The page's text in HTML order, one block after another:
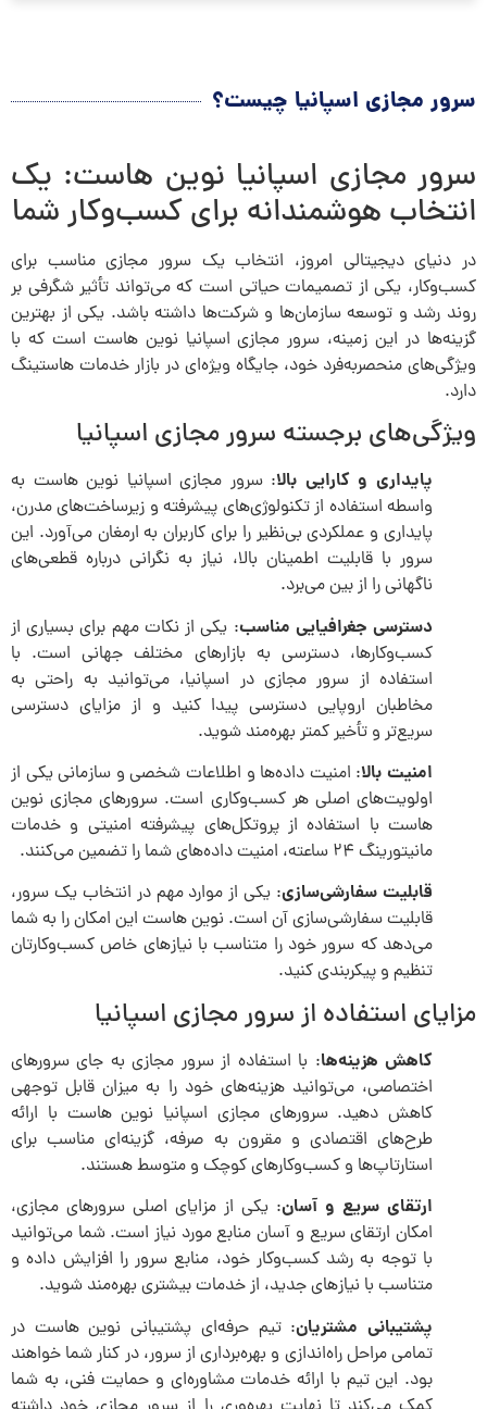
سرور مجازی اسپانیا چیست؟
سرور مجازی اسپانیا نوین هاست: یک
انتخاب هوشمندانه برای کسب‌وکار شما
در دنیای دیجیتالی امروز، انتخاب یک سرور مجازی مناسب برای
کسب‌وکار، یکی از تصمیمات حیاتی است که می‌تواند تأثیر شگرفی بر
روند رشد و توسعه سازمان‌ها و شرکت‌ها داشته باشد. یکی از بهترین
گزینه‌ها در این زمینه، سرور مجازی اسپانیا نوین هاست است که با
ویژگی‌های منحصربه‌فرد خود، جایگاه ویژه‌ای در بازار خدمات هاستینگ
دارد.
ویژگی‌های برجسته سرور مجازی اسپانیا
پایداری و کارایی بالا: سرور مجازی اسپانیا نوین هاست به
واسطه استفاده از تکنولوژی‌های پیشرفته و زیرساخت‌های مدرن،
پایداری و عملکردی بی‌نظیر را برای کاربران به ارمغان می‌آورد. این
سرور با قابلیت اطمینان بالا، نیاز به نگرانی درباره قطعی‌های
ناگهانی را از بین می‌برد.
دسترسی جغرافیایی مناسب: یکی از نکات مهم برای بسیاری از
کسب‌وکارها، دسترسی به بازارهای مختلف جهانی است. با
استفاده از سرور مجازی در اسپانیا، می‌توانید به راحتی به
مخاطبان اروپایی دسترسی پیدا کنید و از مزایای دسترسی
سریع‌تر و تأخیر کمتر بهره‌مند شوید.
امنیت بالا: امنیت داده‌ها و اطلاعات شخصی و سازمانی یکی از
اولویت‌های اصلی هر کسب‌وکاری است. سرورهای مجازی نوین
هاست با استفاده از پروتکل‌های پیشرفته امنیتی و خدمات
مانیتورینگ ۲۴ ساعته، امنیت داده‌های شما را تضمین می‌کنند.
قابلیت سفارشی‌سازی: یکی از موارد مهم در انتخاب یک سرور،
قابلیت سفارشی‌سازی آن است. نوین هاست این امکان را به شما
می‌دهد که سرور خود را متناسب با نیازهای خاص کسب‌وکارتان
تنظیم و پیکربندی کنید.
مزایای استفاده از سرور مجازی اسپانیا
کاهش هزینه‌ها: با استفاده از سرور مجازی به جای سرورهای
اختصاصی، می‌توانید هزینه‌های خود را به میزان قابل توجهی
کاهش دهید. سرورهای مجازی اسپانیا نوین هاست با ارائه
طرح‌های اقتصادی و مقرون به صرفه، گزینه‌ای مناسب برای
استارتاپ‌ها و کسب‌وکارهای کوچک و متوسط هستند.
ارتقای سریع و آسان: یکی از مزایای اصلی سرورهای مجازی،
امکان ارتقای سریع و آسان منابع مورد نیاز است. شما می‌توانید
با توجه به رشد کسب‌وکار خود، منابع سرور را افزایش داده و
متناسب با نیازهای جدید، از خدمات بیشتری بهره‌مند شوید.
پشتیبانی مشتریان: تیم حرفه‌ای پشتیبانی نوین هاست در
تمامی مراحل راه‌اندازی و بهره‌برداری از سرور، در کنار شما خواهند
بود. این تیم با ارائه خدمات مشاوره‌ای و حمایت فنی، به شما